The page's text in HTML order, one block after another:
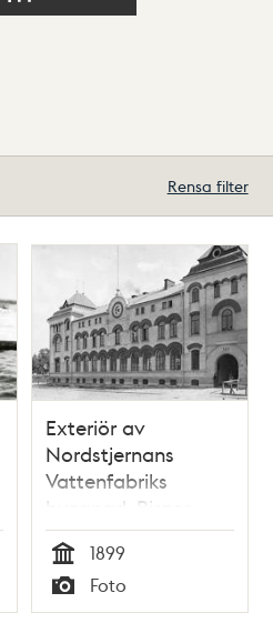
Rensa filter
Exteriör av
Nordstjernans
Vattenfabriks
byggnad. Birger
Jarlsgatan 120
Tid
1899
Typ
Foto